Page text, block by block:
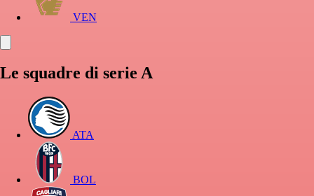
VEN
Le squadre di serie A
ATA
BOL